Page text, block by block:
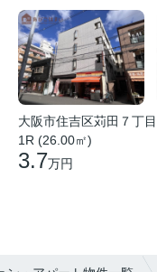
大阪市住吉区苅田７丁目
1R (26.00㎡)
3.7万円